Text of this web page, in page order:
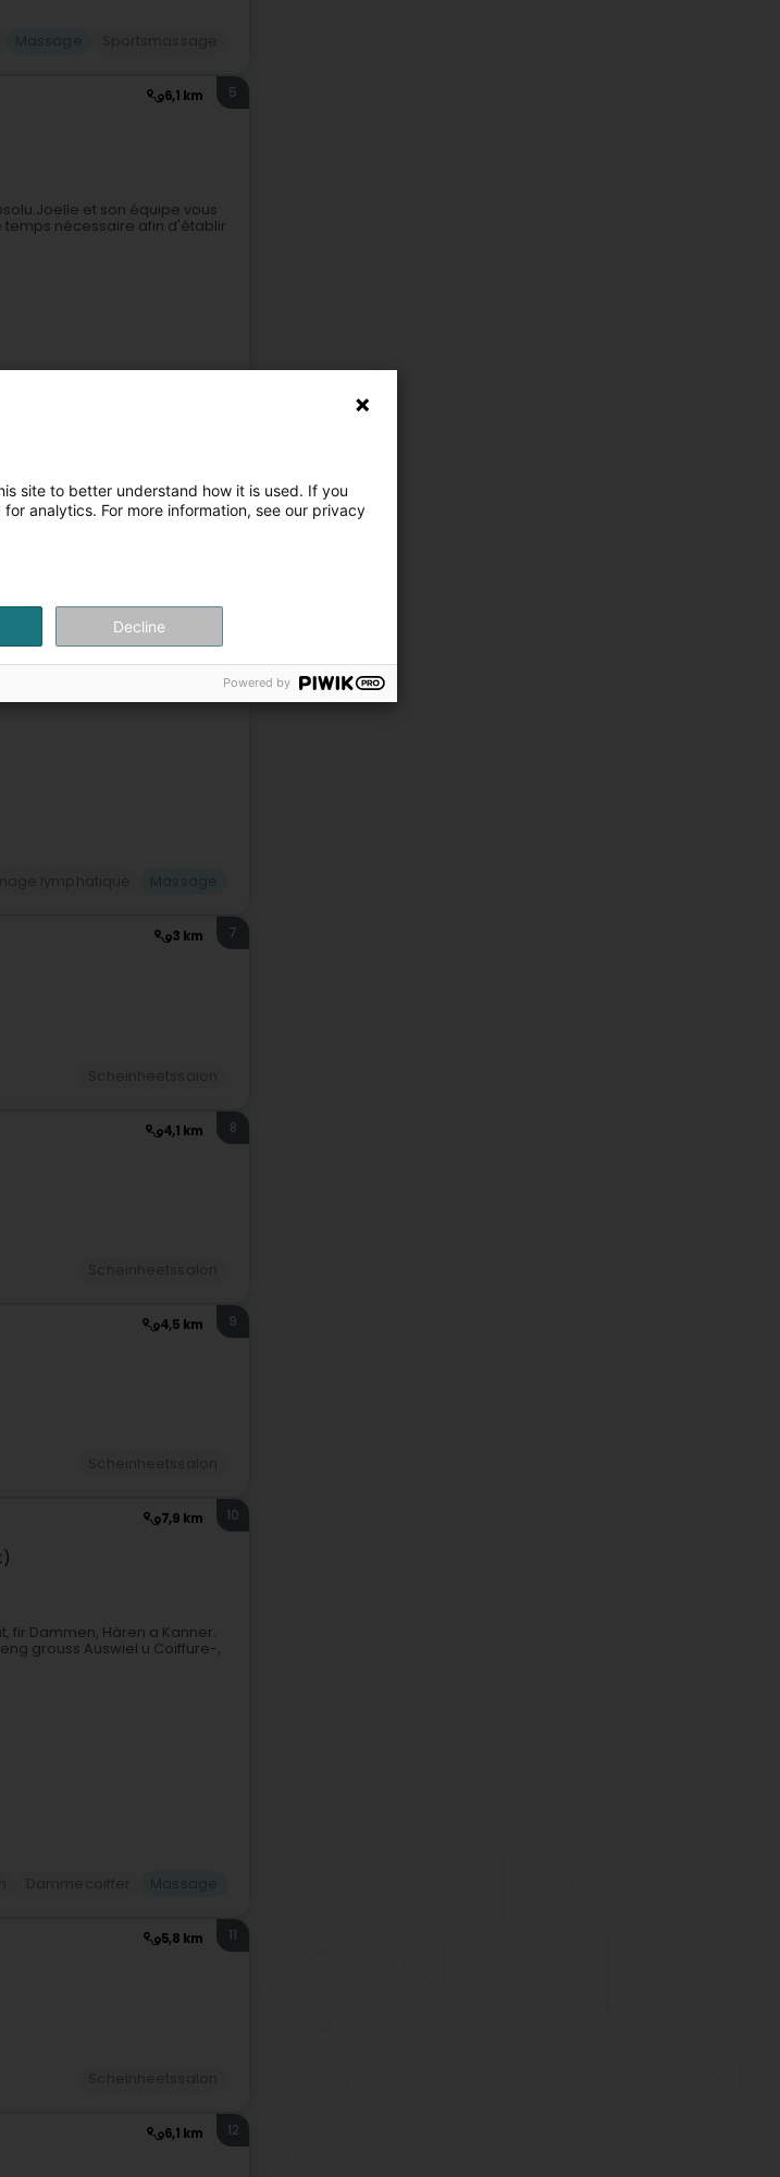
6,1 km 5
et son équipe vous
temps nécessaire afin d'établir
7,8 km 6
& Massages zu Esch-Uelzecht
Plaz ass gewidmet fir
3 km 7
4,1 km 8
4,5 km 9
7,9 km 10
fir Dammen, Hären a Kanner.
grouss Auswiel u Coiffure-,
5,8 km 11
6,1 km 12
site to better understand how it is used. If you
analytics. For more information, see our privacy
Decline
Powered by